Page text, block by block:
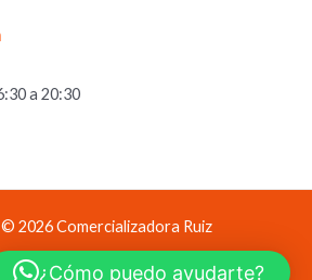
a 20:30
2026 Comercializadora Ruiz
Comercializadora Ruiz
¿Cómo puedo ayudarte?